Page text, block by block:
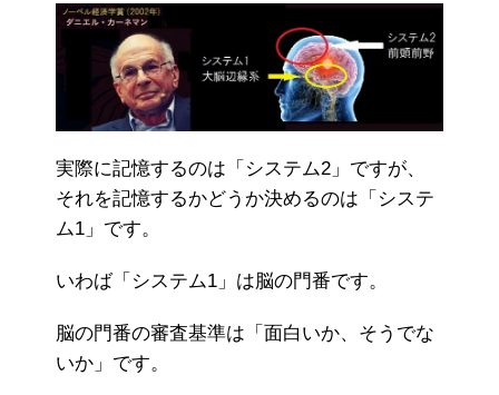
実際に記憶するのは「システム2」ですが、
それを記憶するかどうか決めるのは「システ
ム1」です。
いわば「システム1」は脳の門番です。
脳の門番の審査基準は「面白いか、そうでな
いか」です。